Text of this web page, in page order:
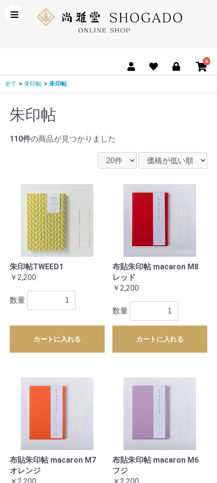
0
全て > 朱印帖 > 朱印帖
朱印帖
110件の商品が見つかりました
朱印帖TWEED1
￥2,200
数量
カートに入れる
布貼朱印帖 macaron M8
レッド
￥2,200
数量
カートに入れる
布貼朱印帖 macaron M7
オレンジ
布貼朱印帖 macaron M6
フジ